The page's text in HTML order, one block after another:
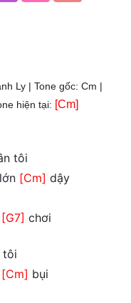
Ly | Tone gốc: Cm |
hiện tại: [Cm]
tôi
[Cm] dậy
[G7] chơi
tôi
[Cm] bụi